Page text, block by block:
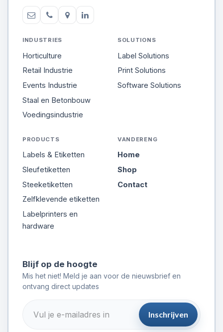
INDUSTRIES
Horticulture
Retail Industrie
Events Industrie
Staal en Betonbouw
Voedingsindustrie
SOLUTIONS
Label Solutions
Print Solutions
Software Solutions
PRODUCTS
Labels & Etiketten
Sleufetiketten
Steeketiketten
Zelfklevende etiketten
Labelprinters en
hardware
VANDERENG
Home
Shop
Contact
Blijf op de hoogte
Mis het niet! Meld je aan voor de nieuwsbrief en
ontvang direct updates
Inschrijven